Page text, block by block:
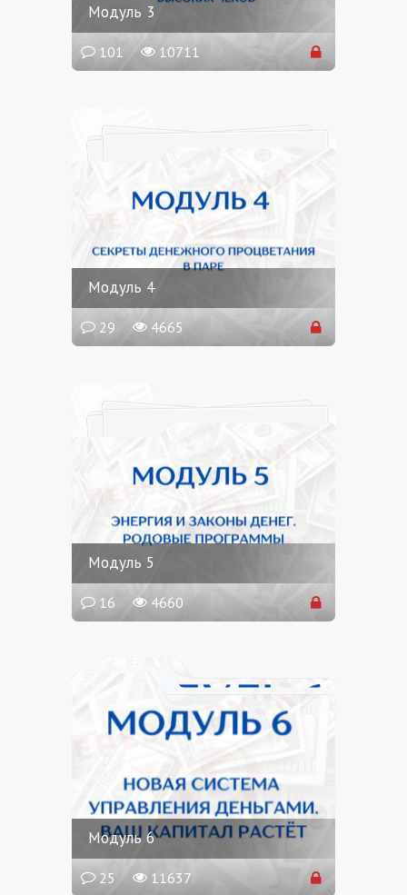
Модуль 3
101 10711
Модуль 4
29 4665
Модуль 5
16 4660
Модуль 6
25 11637